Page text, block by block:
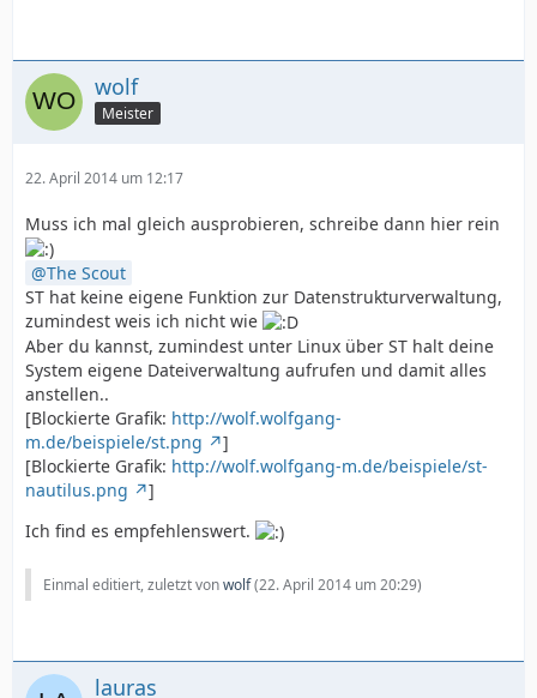
wolf
Meister
22. April 2014 um 12:17
Muss ich mal gleich ausprobieren, schreibe dann hier rein
The Scout
ST hat keine eigene Funktion zur Datenstrukturverwaltung,
zumindest weis ich nicht wie
Aber du kannst, zumindest unter Linux über ST halt deine
System eigene Dateiverwaltung aufrufen und damit alles
anstellen..
[Blockierte Grafik: http://wolf.wolfgang-
m.de/beispiele/st.png
]
[Blockierte Grafik: http://wolf.wolfgang-m.de/beispiele/st-
nautilus.png
]
Ich find es empfehlenswert.
Einmal editiert, zuletzt vonwolf(22. April 2014 um 20:29)
lauras